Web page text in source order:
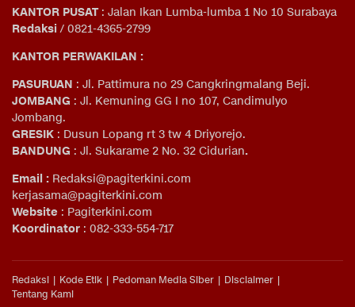
KANTOR PUSAT: Jalan Ikan Lumba-lumba 1 No 10 Surabaya
Redaksi / 0821-4365-2799
KANTOR PERWAKILAN :
PASURUAN : Jl. Pattimura no 29 Cangkringmalang Beji.
JOMBANG : Jl. Kemuning GG I no 107, Candimulyo
Jombang.
GRESIK : Dusun Lopang rt 3 tw 4 Driyorejo.
BANDUNG : Jl. Sukarame 2 No. 32 Cidurian.
Email : Redaksi@pagiterkini.com
kerjasama@pagiterkini.com
Website : Pagiterkini.com
Koordinator : 082-333-554-717
Redaksi Kode Etik Pedoman Media Siber
Disclaimer
Tentang Kami